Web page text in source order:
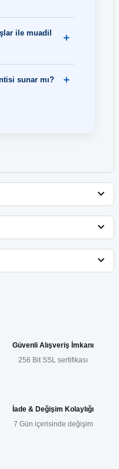
ile muadil
sunar mı?
siz yapın!
Güvenli Alışveriş İmkanı
256 Bit SSL sertifikası
İade & Değişim Kolaylığı
7 Gün içerisinde değişim